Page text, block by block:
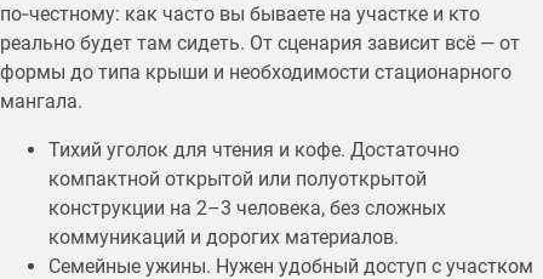
по‑честному: как часто вы бываете на участке и кто
реально будет там сидеть. От сценария зависит всё — от
формы до типа крыши и необходимости стационарного
мангала.
Тихий уголок для чтения и кофе. Достаточно
компактной открытой или полуоткрытой
конструкции на 2–3 человека, без сложных
коммуникаций и дорогих материалов.
Семейные ужины. Нужен удобный доступ с участком